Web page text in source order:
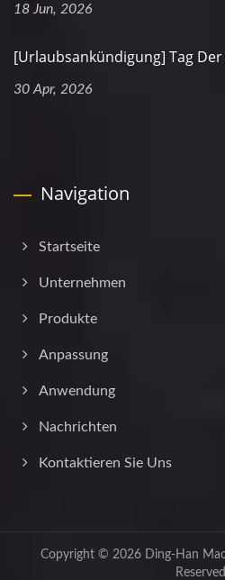
18 Jun, 2026
[Urlaubsankündigung] Tag
30 Apr, 2026
Navigation
Startseite
Unternehmen
Produkte
Anpassung
Anwendung
Nachrichten
Kontaktieren Sie Uns
Copyright © 2026 Ding-Han